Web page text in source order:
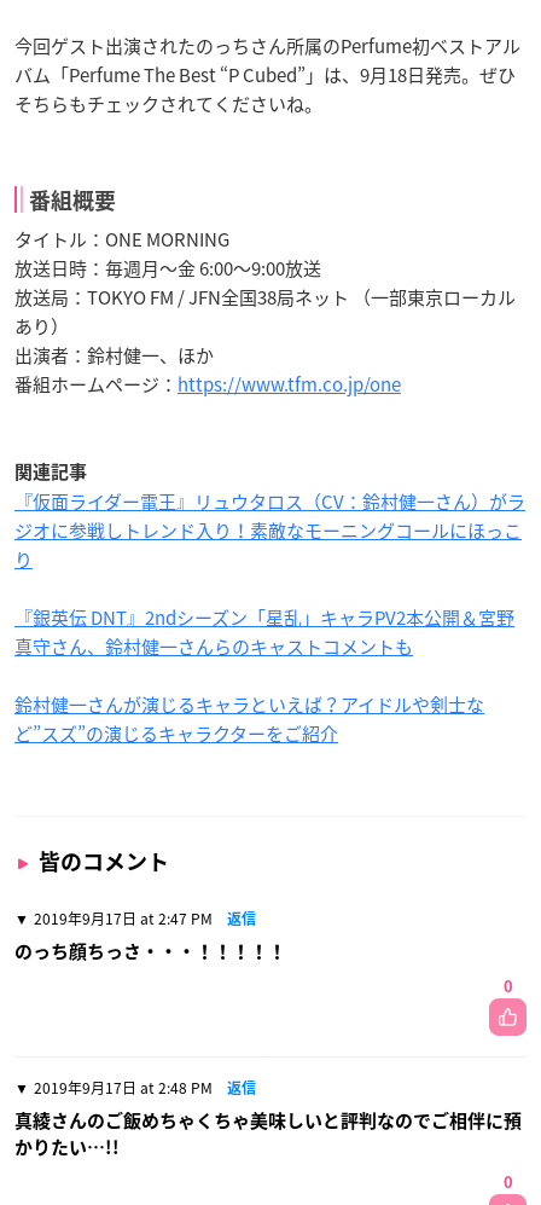
今回ゲスト出演されたのっちさん所属のPerfume初ベストアル
バム「Perfume The Best “P Cubed”」は、9月18日発売。ぜひ
そちらもチェックされてくださいね。
番組概要
タイトル：ONE MORNING
放送日時：毎週月～金 6:00〜9:00放送
放送局：TOKYO FM / JFN全国38局ネット （一部東京ローカル
あり）
出演者：鈴村健一、ほか
番組ホームページ： https://www.tfm.co.jp/one
関連記事
『仮面ライダー電王』リュウタロス（CV：鈴村健一さん）がラ
ジオに参戦しトレンド入り！素敵なモーニングコールにほっこ
り
『銀英伝 DNT』2ndシーズン「星乱」キャラPV2本公開＆宮野
真守さん、鈴村健一さんらのキャストコメントも
鈴村健一さんが演じるキャラといえば？アイドルや剣士な
ど”スズ”の演じるキャラクターをご紹介
皆のコメント
2019年9月17日 at 2:47 PM 返信
のっち顔ちっさ・・・！！！！！
0
2019年9月17日 at 2:48 PM 返信
真綾さんのご飯めちゃくちゃ美味しいと評判なのでご相伴に預
かりたい…!!
0